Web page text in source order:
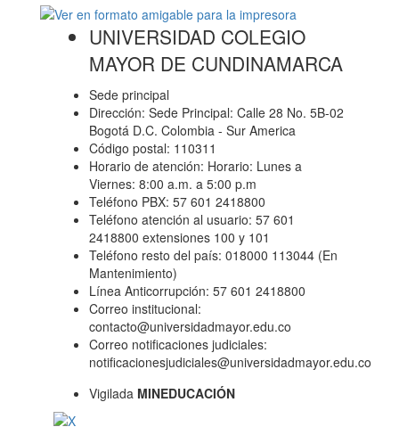
UNIVERSIDAD COLEGIO
MAYOR DE CUNDINAMARCA
Sede principal
Dirección: Sede Principal: Calle 28 No. 5B-02
Bogotá D.C. Colombia - Sur America
Código postal: 110311
Horario de atención: Horario: Lunes a
Viernes: 8:00 a.m. a 5:00 p.m
Teléfono PBX: 57 601 2418800
Teléfono atención al usuario: 57 601
2418800 extensiones 100 y 101
Teléfono resto del país: 018000 113044 (En
Mantenimiento)
Línea Anticorrupción: 57 601 2418800
Correo institucional:
contacto@universidadmayor.edu.co
Correo notificaciones judiciales:
notificacionesjudiciales@universidadmayor.edu.co
Vigilada MINEDUCACIÓN